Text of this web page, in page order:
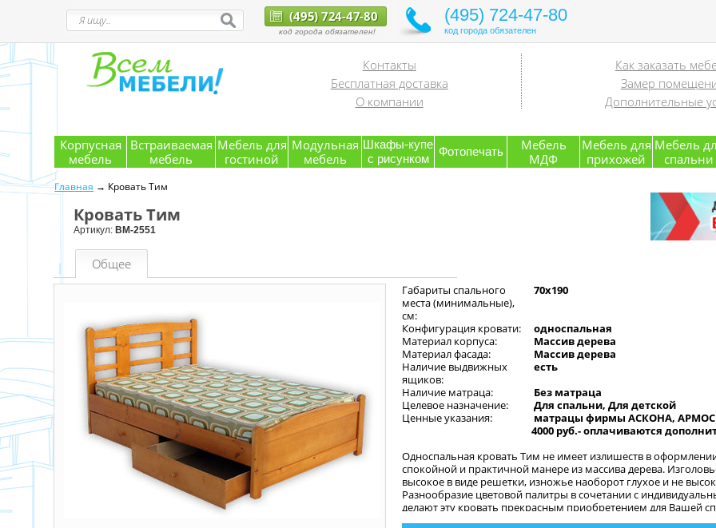
(495) 724-47-80
код города обязателен!
(495) 724-47-80
код города обязателен
Контакты
Бесплатная доставка
О компании
Как заказать
Замер
Дополнительные
Корпусная
мебель
Встраиваемая
мебель
Мебель для
гостиной
Модульная
мебель
Шкафы-купе
с рисунком
Фотопечать
Мебель
МДФ
Мебель для
прихожей
Мебель
спальни
Главная → Кровать Тим
Кровать Тим
Артикул: ВМ-2551
Общее
Габариты спального
места (минимальные),
см:
70х190
Конфигурация кровати:
односпальная
Материал корпуса:
Массив дерева
Материал фасада:
Массив дерева
Наличие выдвижных
ящиков:
есть
Наличие матраца:
Без матраца
Целевое назначение:
Для спальни, Для детской
Ценные указания:
матрацы фирмы АСКОНА, АРМОС
4000 руб.- оплачиваются
Односпальная кровать Тим не имеет излишеств в
спокойной и практичной манере из массива дерева.
высокое в виде решетки, изножье наоборот глухое и не
Разнообразие цветовой палитры в сочетании с
делают эту кровать прекрасным приобретением для Вашей
Матрас заказывается и оплачивается отдельно.